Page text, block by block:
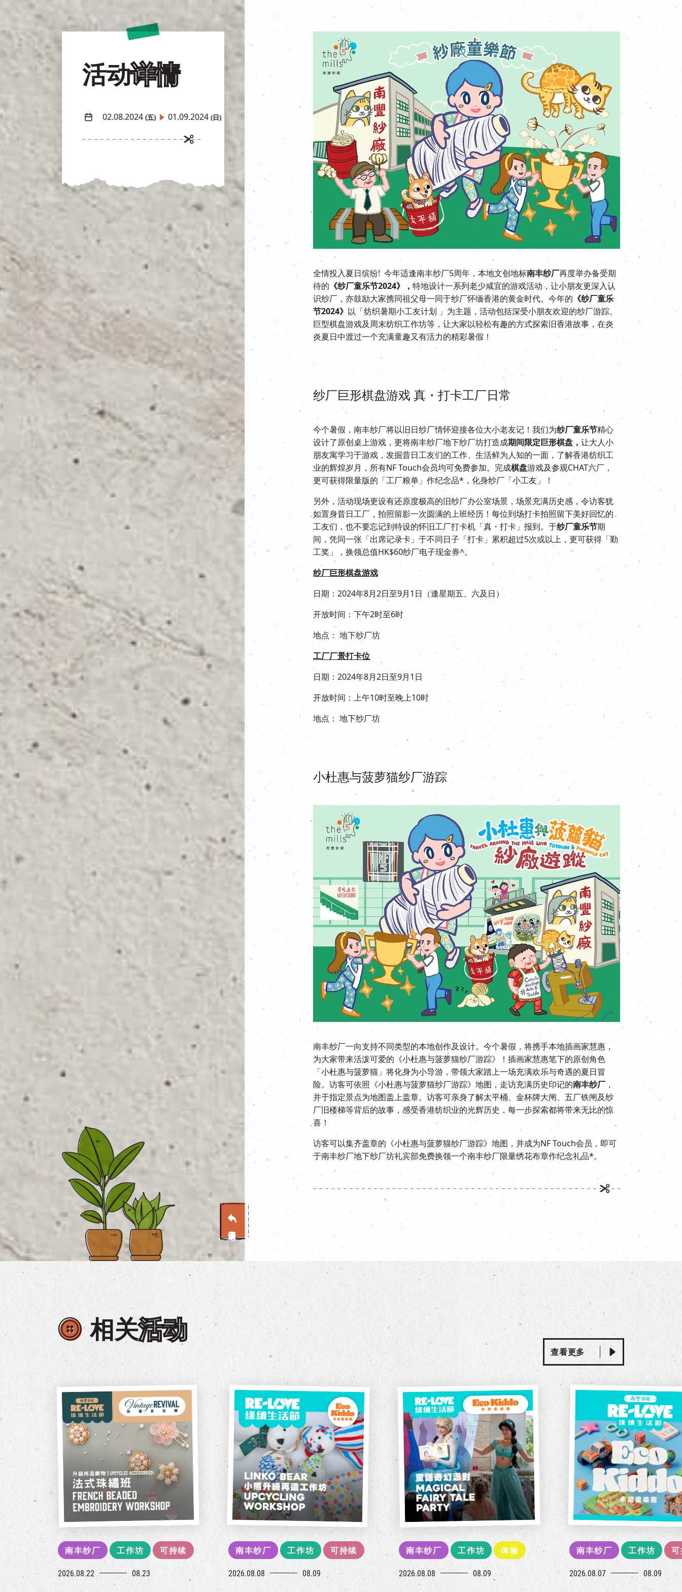
活动详情
02.08.2024 (五) 01.09.2024 (日)
全情投入夏日缤纷! 今年适逢南丰纱厂5周年，本地文创地标南丰纱厂再度举办备受期
待的 《纱厂童乐节2024》， 特地设计一系列老少咸宜的游戏活动，让小朋友更深入认
识纱厂，亦鼓励大家携同祖父母一同于纱厂怀缅香港的黄金时代。今年的 《纱厂童乐
节2024》 以「纺织暑期小工友计划 」为主题，活动包括深受小朋友欢迎的纱厂游踪、
巨型棋盘游戏及周末纺织工作坊等，让大家以轻松有趣的方式探索旧香港故事，在炎
炎夏日中渡过一个充满童趣又有活力的精彩暑假！
纱厂巨形棋盘游戏 真・打卡工厂日常
今个暑假，南丰纱厂将以旧日纱厂情怀迎接各位大小老友记！我们为纱厂童乐节精心
设计了原创桌上游戏，更将南丰纱厂地下纱厂坊打造成期间限定巨形棋盘 ， 让大人小
朋友寓学习于游戏，发掘昔日工友们的工作、生活鲜为人知的一面，了解香港纺织工
业的辉煌岁月，所有NF Touch会员均可免费参加。完成棋盘游戏及参观CHAT六厂，
更可获得限量版的「工厂粮单」作纪念品*，化身纱厂「小工友」！
另外，活动现场更设有还原度极高的旧纱厂办公室场景，场景充满历史感，令访客犹
如置身昔日工厂，拍照留影一次圆满的上班经历！每位到场打卡拍照留下美好回忆的
工友们，也不要忘记到特设的怀旧工厂打卡机「真・打卡」报到。于纱厂童乐节期
间，凭同一张「出席记录卡」于不同日子「打卡」累积超过5次或以上，更可获得「勤
工奖」，换领总值HK$60纱厂电子现金券^。
纱厂巨形棋盘游戏
日期：2024年8月2日至9月1日（逢星期五、六及日）
开放时间：下午2时至6时
地点： 地下纱厂坊
工厂厂景打卡位
日期：2024年8月2日至9月1日
开放时间：上午10时至晚上10时
地点： 地下纱厂坊
小杜惠与菠萝猫纱厂游踪
南丰纱厂一向支持不同类型的本地创作及设计。今个暑假，将携手本地插画家慧惠，
为大家带来活泼可爱的《小杜惠与菠萝猫纱厂游踪》！插画家慧惠笔下的原创角色
「小杜惠与菠萝猫」将化身为小导游，带领大家踏上一场充满欢乐与奇遇的夏日冒
险。访客可依照《小杜惠与菠萝猫纱厂游踪》地图，走访充满历史印记的南丰纱厂 ，
并于指定景点为地图盖上盖章。访客可亲身了解太平桶、金杯牌大闸、五厂铁闸及纱
厂旧楼梯等背后的故事，感受香港纺织业的光辉历史，每一步探索都将带来无比的惊
喜！
访客可以集齐盖章的《小杜惠与菠萝猫纱厂游踪》地图，并成为NF Touch会员，即可
于南丰纱厂地下纱厂坊礼宾部免费换领一个南丰纱厂限量绣花布章作纪念礼品*。
相关活动
查看更多
南丰纱厂 工作坊 可持续
2026.08.22 08.23
南丰纱厂 工作坊 可持续
2026.08.08 08.09
南丰纱厂 工作坊 体验
2026.08.08 08.09
南丰纱厂 工作坊
2026.08.07 08.09